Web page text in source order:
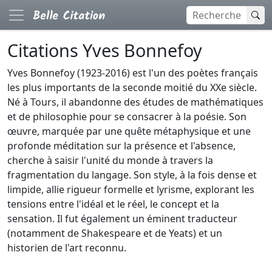
Citations Yves Bonnefoy
Yves Bonnefoy (1923-2016) est l'un des poètes français
les plus importants de la seconde moitié du XXe siècle.
Né à Tours, il abandonne des études de mathématiques
et de philosophie pour se consacrer à la poésie. Son
œuvre, marquée par une quête métaphysique et une
profonde méditation sur la présence et l'absence,
cherche à saisir l'unité du monde à travers la
fragmentation du langage. Son style, à la fois dense et
limpide, allie rigueur formelle et lyrisme, explorant les
tensions entre l'idéal et le réel, le concept et la
sensation. Il fut également un éminent traducteur
(notamment de Shakespeare et de Yeats) et un
historien de l'art reconnu.